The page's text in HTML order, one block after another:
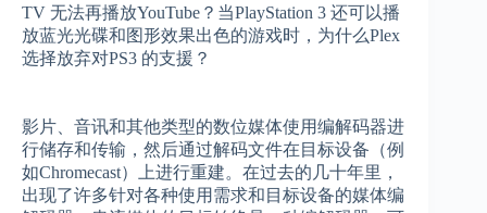
TV 无法再播放YouTube？当PlayStation 3 还可以播
放蓝光光碟和图形效果出色的游戏时，为什么Plex
选择放弃对PS3 的支援？
影片、音讯和其他类型的数位媒体使用编解码器进
行储存和传输，然后通过解码文件在目标设备（例
如Chromecast）上进行重建。在过去的几十年里，
出现了许多针对各种使用需求和目标设备的媒体编